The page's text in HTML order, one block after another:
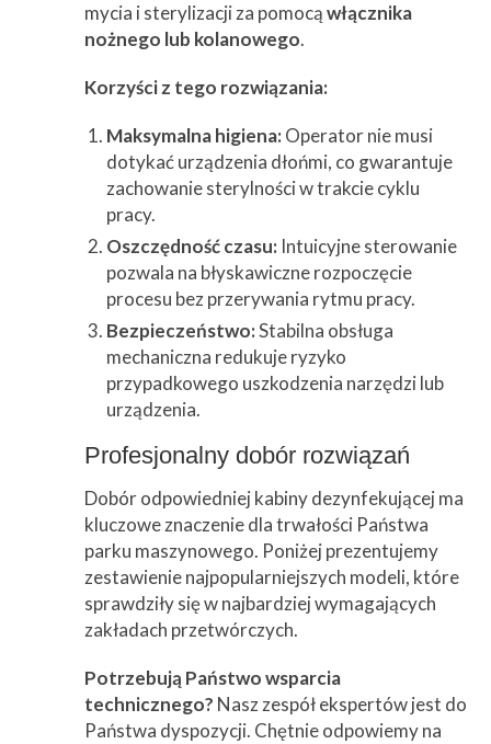
mycia i sterylizacji za pomocąwłącznika
nożnego lub kolanowego.
Korzyści z tego rozwiązania:
Maksymalna higiena:Operator nie musi
dotykać urządzenia dłońmi, co gwarantuje
zachowanie sterylności w trakcie cyklu
pracy.
Oszczędność czasu:Intuicyjne sterowanie
pozwala na błyskawiczne rozpoczęcie
procesu bez przerywania rytmu pracy.
Bezpieczeństwo:Stabilna obsługa
mechaniczna redukuje ryzyko
przypadkowego uszkodzenia narzędzi lub
urządzenia.
Profesjonalny dobór rozwiązań
Dobór odpowiedniej kabiny dezynfekującej ma
kluczowe znaczenie dla trwałości Państwa
parku maszynowego. Poniżej prezentujemy
zestawienie najpopularniejszych modeli, które
sprawdziły się w najbardziej wymagających
zakładach przetwórczych.
Potrzebują Państwo wsparcia
technicznego? Nasz zespół ekspertów jest do
Państwa dyspozycji. Chętnie odpowiemy na